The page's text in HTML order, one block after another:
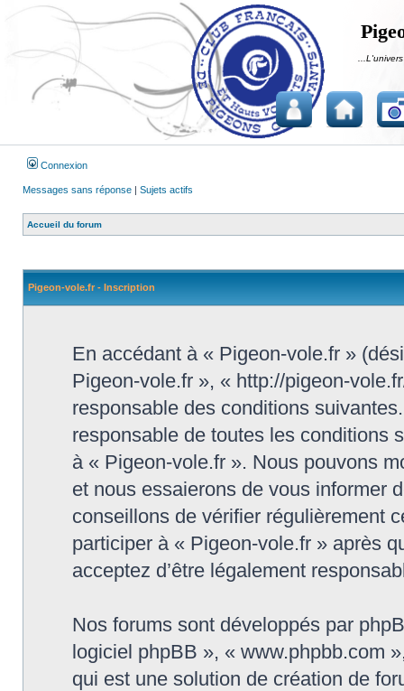
Connexion
Messages sans réponse | Sujets actifs
Accueil du forum
Pigeon-vole.fr - Inscription
En accédant à « Pigeon-vole.fr »
Pigeon-vole.fr », « http://pigeon-
responsable des conditions
responsable de toutes les conditions
à « Pigeon-vole.fr ». Nous pouvons
et nous essaierons de vous informer
conseillons de vérifier régulièrement
participer à « Pigeon-vole.fr » après
acceptez d’être légalement
Nos forums sont développés par
logiciel phpBB », « www.phpbb.com
qui est une solution de création de